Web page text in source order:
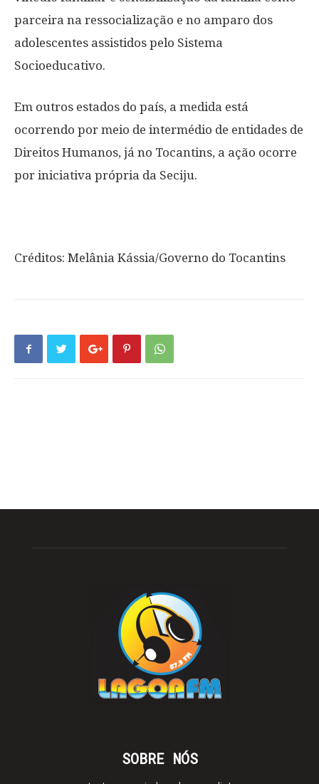
parceira na ressocialização e no amparo dos
adolescentes assistidos pelo Sistema
Socioeducativo.
Em outros estados do país, a medida está
ocorrendo por meio de intermédio de entidades de
Direitos Humanos, já no Tocantins, a ação ocorre
por iniciativa própria da Seciju.
Créditos: Melânia Kássia/Governo do Tocantins
SOBRE NÓS